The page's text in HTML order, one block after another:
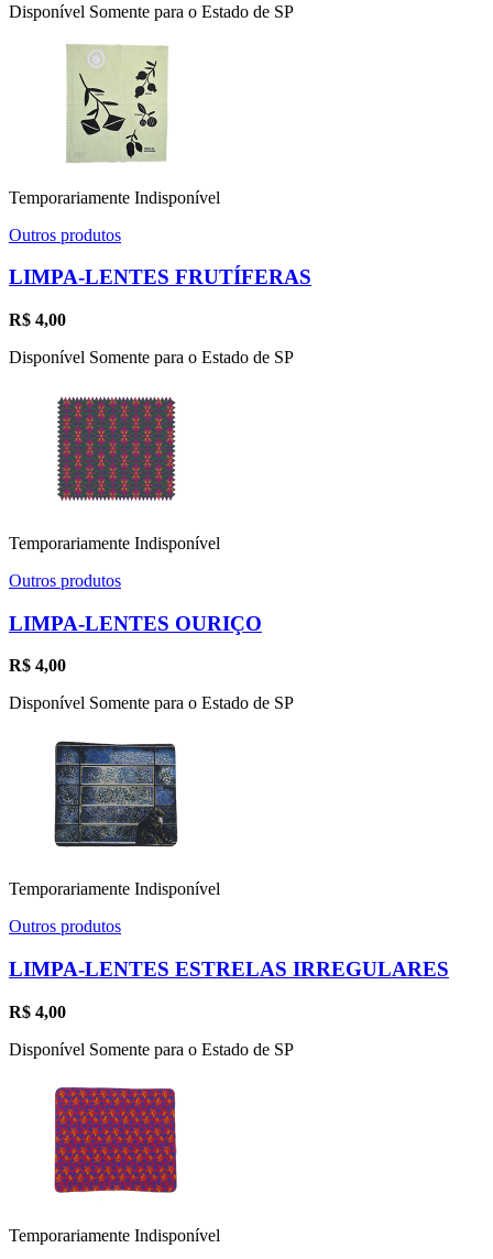
Disponível Somente para o Estado de SP
Temporariamente Indisponível
Outros produtos
LIMPA-LENTES FRUTÍFERAS
R$ 4,00
Disponível Somente para o Estado de SP
Temporariamente Indisponível
Outros produtos
LIMPA-LENTES OURIÇO
R$ 4,00
Disponível Somente para o Estado de SP
Temporariamente Indisponível
Outros produtos
LIMPA-LENTES ESTRELAS IRREGULARES
R$ 4,00
Disponível Somente para o Estado de SP
Temporariamente Indisponível